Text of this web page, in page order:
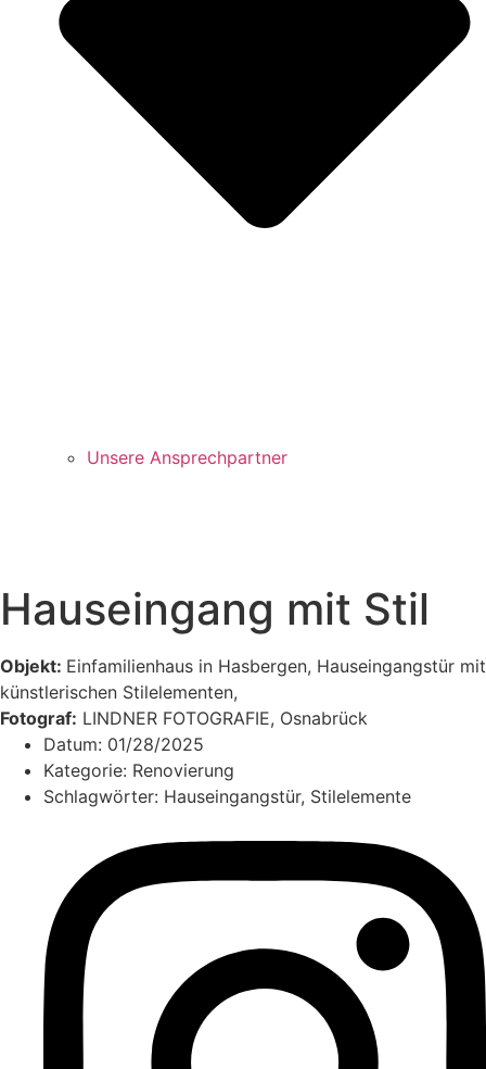
Unsere Ansprechpartner
Hauseingang mit Stil
Objekt: Einfamilienhaus in Hasbergen, Hauseingangstür mit
künstlerischen Stilelementen,
Fotograf: LINDNER FOTOGRAFIE, Osnabrück
Datum: 01/28/2025
Kategorie: Renovierung
Schlagwörter: Hauseingangstür, Stilelemente